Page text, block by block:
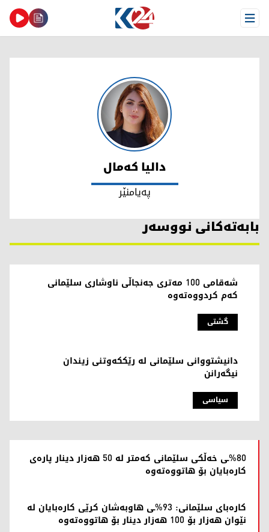
Open Menu
دالیا کەمال
دالیا کەمال
پەیامنێر
بابەتەکانی نووسەر
گشتی
شەقامی 100 مەتری جەنجاڵی ناوشاری سلێمانی
کەم کردووەتەوە
سیاسی
دانیشتووانی سلێمانی لە رێککەوتنی زیندان
نیگەرانن
%80ـی خەڵکی سلێمانی کەمتر لە 50 هەزار دینار پارەی
کارەبایان بۆ هاتووەتەوە
کارەبای سلێمانی: 93%ـی هاوبەشان کرێی کارەبایان لە
نێوان هەزار بۆ 100 هەزار دینار بۆ هاتووەتەوە